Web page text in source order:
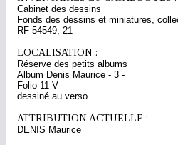
Cabinet des dessins
Fonds des dessins et miniatures,
RF 54549, 21
LOCALISATION :
Réserve des petits albums
Album Denis Maurice - 3 -
Folio 11 V
dessiné au verso
ATTRIBUTION ACTUELLE :
DENIS Maurice